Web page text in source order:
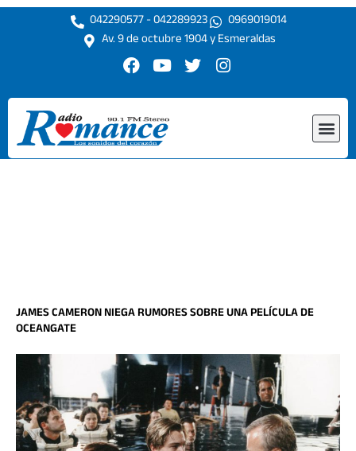
Ir
042290577 - 042289923
0969019014
Av. 9 de octubre 1904 y Esmeraldas
F
c
e
b
o
o
Y
u
t
u
b
e
T
i
r
I
s
r
JAMES CAMERON NIEGA RUMORES SOBRE UNA PELÍCULA DE
OCEANGATE